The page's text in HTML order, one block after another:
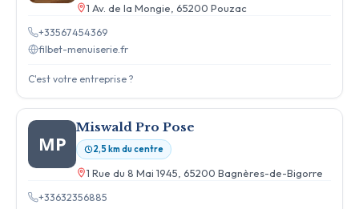
1 Av. de la Mongie, 65200 Pouzac
+33567454369
filbet-menuiserie.fr
C'est votre entreprise ?
MP
Miswald Pro Pose
2,5 km du centre
1 Rue du 8 Mai 1945, 65200 Bagnères-de-Bigorre
+33632356885